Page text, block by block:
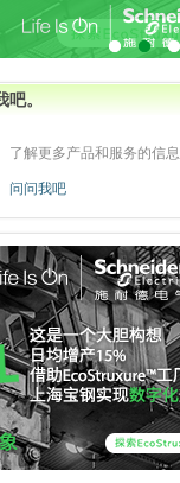
。
了解更多产品和服务的信息
问问我吧